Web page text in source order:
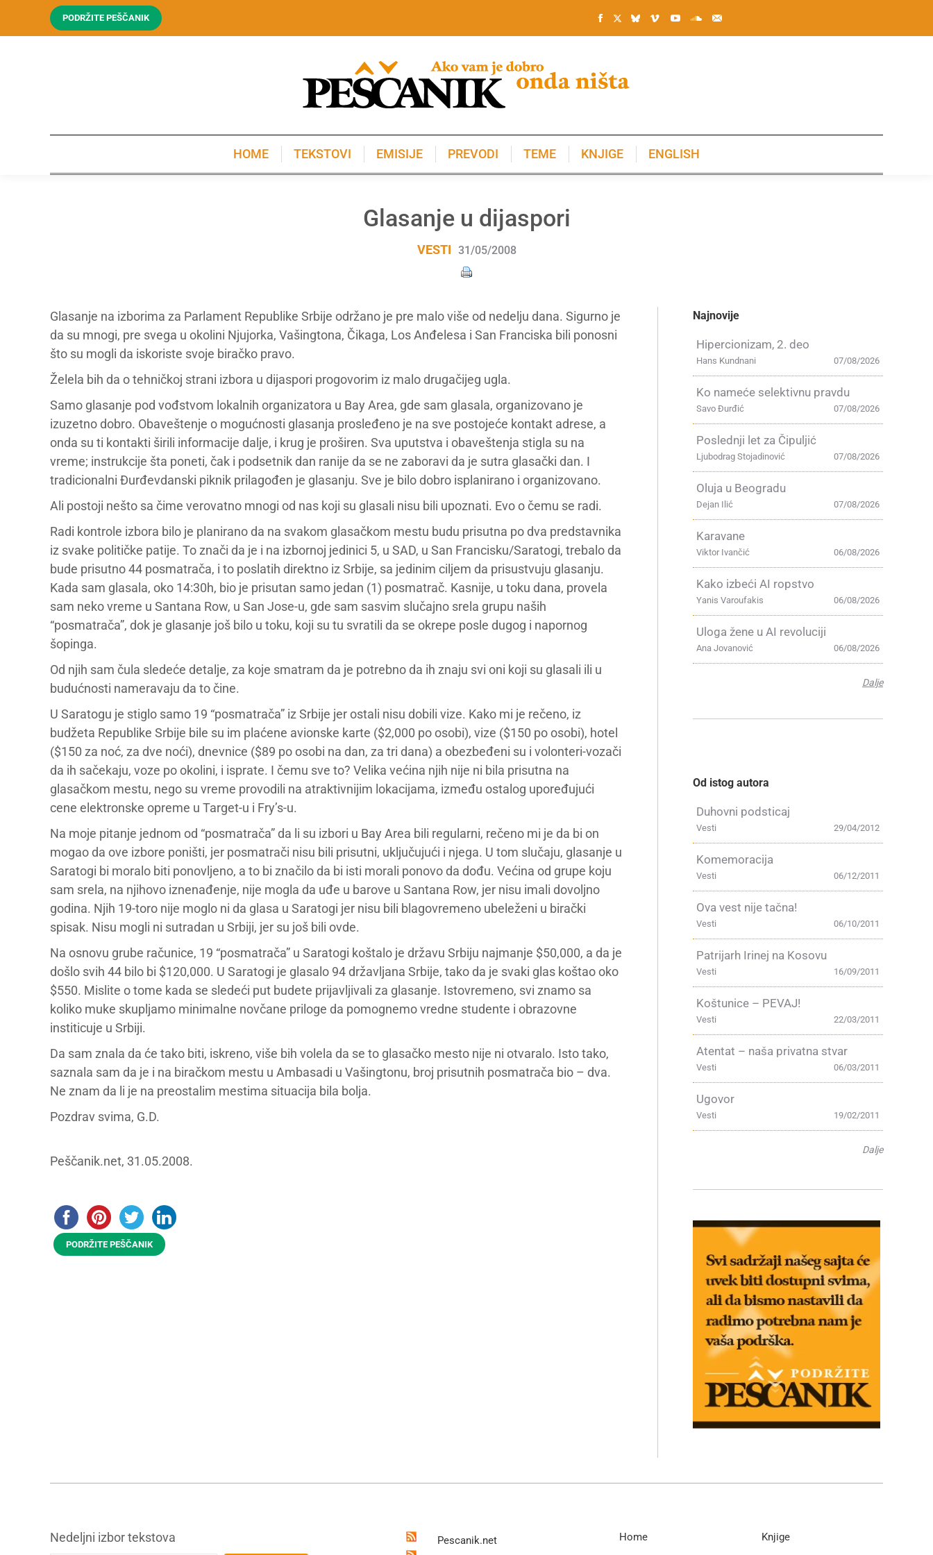
PODRŽITE PEŠČANIK
HOME TEKSTOVI EMISIJE PREVODI TEME KNJIGE ENGLISH
Glasanje u dijaspori
VESTI 31/05/2008
Glasanje na izborima za Parlament Republike Srbije održano je pre malo više od nedelju dana. Sigurno je
da su mnogi, pre svega u okolini Njujorka, Vašingtona, Čikaga, Los Anđelesa i San Franciska bili ponosni
što su mogli da iskoriste svoje biračko pravo.
Želela bih da o tehničkoj strani izbora u dijaspori progovorim iz malo drugačijeg ugla.
Samo glasanje pod vođstvom lokalnih organizatora u Bay Area, gde sam glasala, organizovano je
izuzetno dobro. Obaveštenje o mogućnosti glasanja prosleđeno je na sve postojeće kontakt adrese, a
onda su ti kontakti širili informacije dalje, i krug je proširen. Sva uputstva i obaveštenja stigla su na
vreme; instrukcije šta poneti, čak i podsetnik dan ranije da se ne zaboravi da je sutra glasački dan. I
tradicionalni Đurđevdanski piknik prilagođen je glasanju. Sve je bilo dobro isplanirano i organizovano.
Ali postoji nešto sa čime verovatno mnogi od nas koji su glasali nisu bili upoznati. Evo o čemu se radi.
Radi kontrole izbora bilo je planirano da na svakom glasačkom mestu budu prisutna po dva predstavnika
iz svake političke patije. To znači da je i na izbornoj jedinici 5, u SAD, u San Francisku/Saratogi, trebalo da
bude prisutno 44 posmatrača, i to poslatih direktno iz Srbije, sa jedinim ciljem da prisustvuju glasanju.
Kada sam glasala, oko 14:30h, bio je prisutan samo jedan (1) posmatrač. Kasnije, u toku dana, provela
sam neko vreme u Santana Row, u San Jose-u, gde sam sasvim slučajno srela grupu naših
“posmatrača”, dok je glasanje još bilo u toku, koji su tu svratili da se okrepe posle dugog i napornog
šopinga.
Od njih sam čula sledeće detalje, za koje smatram da je potrebno da ih znaju svi oni koji su glasali ili u
budućnosti nameravaju da to čine.
U Saratogu je stiglo samo 19 “posmatrača” iz Srbije jer ostali nisu dobili vize. Kako mi je rečeno, iz
budžeta Republike Srbije bile su im plaćene avionske karte ($2,000 po osobi), vize ($150 po osobi), hotel
($150 za noć, za dve noći), dnevnice ($89 po osobi na dan, za tri dana) a obezbeđeni su i volonteri-vozači
da ih sačekaju, voze po okolini, i isprate. I čemu sve to? Velika većina njih nije ni bila prisutna na
glasačkom mestu, nego su vreme provodili na atraktivnijim lokacijama, između ostalog upoređujući
cene elektronske opreme u Target-u i Fry’s-u.
Na moje pitanje jednom od “posmatrača” da li su izbori u Bay Area bili regularni, rečeno mi je da bi on
mogao da ove izbore poništi, jer posmatrači nisu bili prisutni, uključujući i njega. U tom slučaju, glasanje u
Saratogi bi moralo biti ponovljeno, a to bi značilo da bi isti morali ponovo da dođu. Većina od grupe koju
sam srela, na njihovo iznenađenje, nije mogla da uđe u barove u Santana Row, jer nisu imali dovoljno
godina. Njih 19-toro nije moglo ni da glasa u Saratogi jer nisu bili blagovremeno ubeleženi u birački
spisak. Nisu mogli ni sutradan u Srbiji, jer su još bili ovde.
Na osnovu grube računice, 19 “posmatrača” u Saratogi koštalo je državu Srbiju najmanje $50,000, a da je
došlo svih 44 bilo bi $120,000. U Saratogi je glasalo 94 državljana Srbije, tako da je svaki glas koštao oko
$550. Mislite o tome kada se sledeći put budete prijavljivali za glasanje. Istovremeno, svi znamo sa
koliko muke skupljamo minimalne novčane priloge da pomognemo vredne studente i obrazovne
institicuje u Srbiji.
Da sam znala da će tako biti, iskreno, više bih volela da se to glasačko mesto nije ni otvaralo. Isto tako,
saznala sam da je i na biračkom mestu u Ambasadi u Vašingtonu, broj prisutnih posmatrača bio – dva.
Ne znam da li je na preostalim mestima situacija bila bolja.
Pozdrav svima, G.D.
Peščanik.net, 31.05.2008.
PODRŽITE PEŠČANIK
Najnovije
Hipercionizam, 2. deo
07/08/2026
Hans Kundnani
Ko nameće selektivnu pravdu
07/08/2026
Savo Đurđić
Poslednji let za Čipuljić
07/08/2026
Ljubodrag Stojadinović
Oluja u Beogradu
07/08/2026
Dejan Ilić
Karavane
06/08/2026
Viktor Ivančić
Kako izbeći AI ropstvo
06/08/2026
Yanis Varoufakis
Uloga žene u AI revoluciji
06/08/2026
Ana Jovanović
Dalje
Od istog autora
Duhovni podsticaj
29/04/2012
Vesti
Komemoracija
06/12/2011
Vesti
Ova vest nije tačna!
06/10/2011
Vesti
Patrijarh Irinej na Kosovu
16/09/2011
Vesti
Koštunice – PEVAJ!
22/03/2011
Vesti
Atentat – naša privatna stvar
06/03/2011
Vesti
Ugovor
19/02/2011
Vesti
Dalje
Nedeljni izbor tekstova
Pescanik.net
Home Knjige
KNJIGE ENGLISH